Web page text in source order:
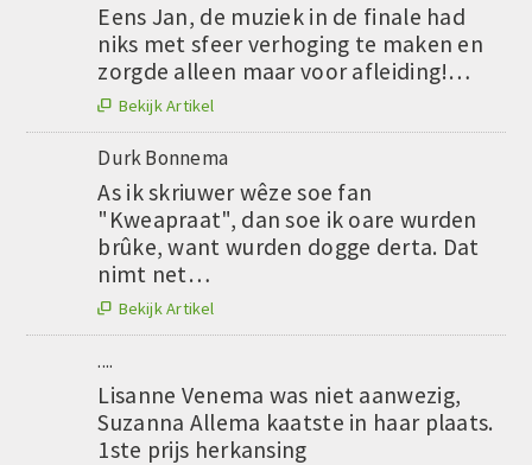
Eens Jan, de muziek in de finale had
niks met sfeer verhoging te maken en
zorgde alleen maar voor afleiding!…
 Bekijk Artikel
Durk Bonnema
As ik skriuwer wêze soe fan
"Kweapraat", dan soe ik oare wurden
brûke, want wurden dogge derta. Dat
nimt net…
 Bekijk Artikel
....
Lisanne Venema was niet aanwezig,
Suzanna Allema kaatste in haar plaats.
1ste prijs herkansing